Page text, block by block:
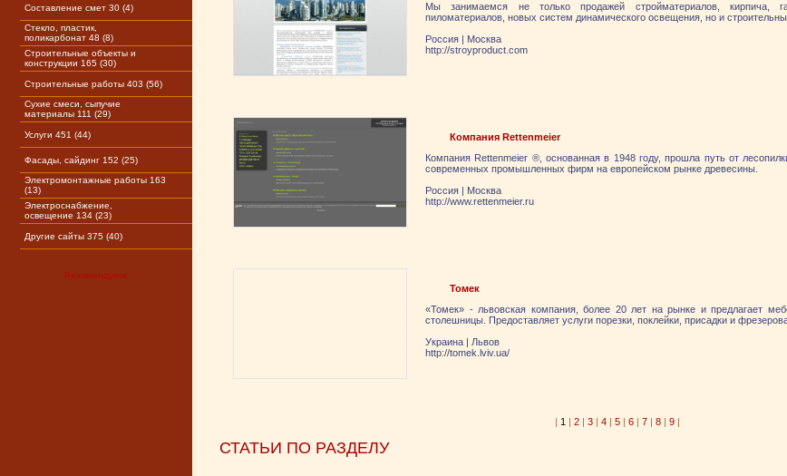
Составление смет 30 (4)
Стекло, пластик,
поликарбонат 48 (8)
Строительные объекты и
конструкции 165 (30)
Строительные работы 403 (56)
Сухие смеси, сыпучие
материалы 111 (29)
Услуги 451 (44)
Фасады, сайдинг 152 (25)
Электромонтажные работы 163
(13)
Электроснабжение,
освещение 134 (23)
Другие сайты 375 (40)
Рекомендуем:
Мы занимаемся не только продажей стройматериалов, кирпича,
пиломатериалов, новых систем динамического освещения, но и
Россия | Москва
http://stroyproduct.com
Компания Rettenmeier
Компания Rettenmeier ®, основанная в 1948 году, прошла путь от
современных промышленных фирм на европейском рынке древесины.
Россия | Москва
http://www.rettenmeier.ru
Томек
«Томек» - львовская компания, более 20 лет на рынке и предлагает
столешницы. Предоставляет услуги порезки, поклейки, присадки и
Украина | Львов
http://tomek.lviv.ua/
| 1 | 2 | 3 | 4 | 5 | 6 | 7 | 8 | 9 |
СТАТЬИ ПО РАЗДЕЛУ